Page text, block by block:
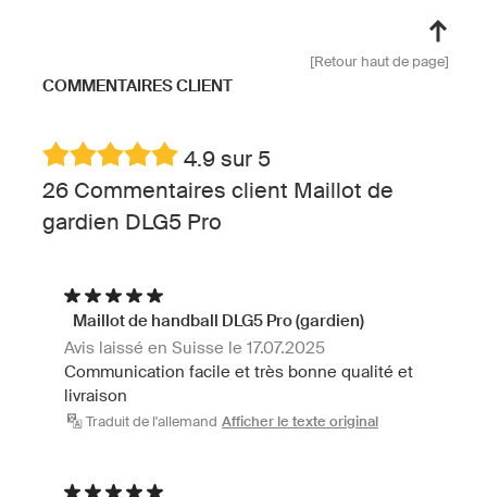
[Retour haut de page]
COMMENTAIRES CLIENT
4.9 sur 5
26 Commentaires client Maillot de
gardien DLG5 Pro
Maillot de handball DLG5 Pro (gardien)
Avis laissé en Suisse le 17.07.2025
Communication facile et très bonne qualité et
livraison
Traduit de l'allemand Afficher le texte original